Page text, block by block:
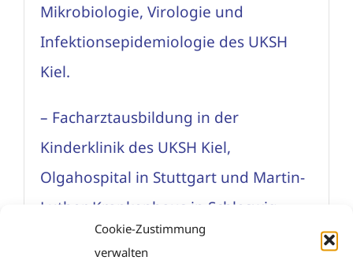
Cookie-Zustimmung
verwalten
Mikrobiologie, Virologie und
Infektionsepidemiologie des UKSH
Kiel.
– Facharztausbildung in der
Kinderklinik des UKSH Kiel,
Olgahospital in Stuttgart und Martin-
Luther-Krankenhaus in Schleswig
– Mitglied im Berufsverband der